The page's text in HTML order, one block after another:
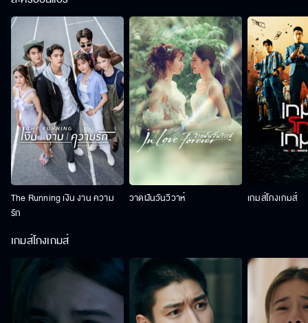
The Running เงิน งาน ความ
รัก
วาดฝันวันวิวาห์ เกมส์โกงเกมส์
เกมส์โกงเกมส์